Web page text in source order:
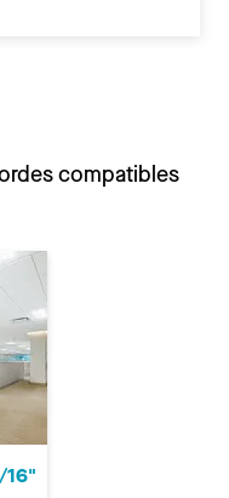
compatibles
16"